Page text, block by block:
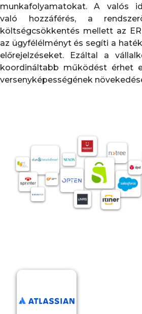
munkafolyamatokat. A valós
való hozzáférés, a
költségcsökkentés mellett az
az ügyfélélményt és segíti a
előrejelzéseket. Ezáltal a
koordináltabb működést érhet
versenyképességének